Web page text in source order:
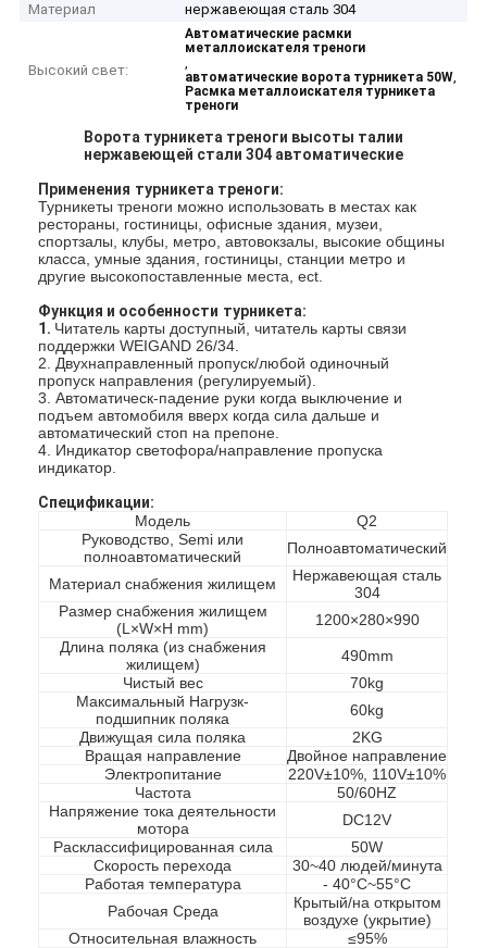
Материал
нержавеющая сталь 304
Высокий свет:
Автоматические расмки
металлоискателя треноги
,
автоматические ворота турникета 50W,
Расмка металлоискателя турникета
треноги
Ворота турникета треноги высоты талии
нержавеющей стали 304 автоматические
Применения турникета треноги:
Турникеты треноги можно использовать в местах как
рестораны, гостиницы, офисные здания, музеи,
спортзалы, клубы, метро, автовокзалы, высокие общины
класса, умные здания, гостиницы, станции метро и
другие высокопоставленные места, ect.
Функция и особенности турникета:
1. Читатель карты доступный, читатель карты связи
поддержки WEIGAND 26/34.
2. Двухнаправленный пропуск/любой одиночный
пропуск направления (регулируемый).
3. Автоматическ-падение руки когда выключение и
подъем автомобиля вверх когда сила дальше и
автоматический стоп на препоне.
4. Индикатор светофора/направление пропуска
индикатор.
Спецификации:
Модель
Q2
Руководство, Semi или
полноавтоматический
Полноавтоматический
Материал снабжения жилищем
Нержавеющая сталь
304
Размер снабжения жилищем
(L×W×H mm)
1200×280×990
Длина поляка (из снабжения
жилищем)
490mm
Чистый вес
70kg
Максимальный Нагрузк-
подшипник поляка
60kg
Движущая сила поляка
2KG
Вращая направление
Двойное направление
Электропитание
220V±10%, 110V±10%
Частота
50/60HZ
Напряжение тока деятельности
мотора
DC12V
Расклассифицированная сила
50W
Скорость перехода
30~40 людей/минута
Работая температура
- 40°C~55°C
Рабочая Среда
Крытый/на открытом
воздухе (укрытие)
Относительная влажность
≤95%